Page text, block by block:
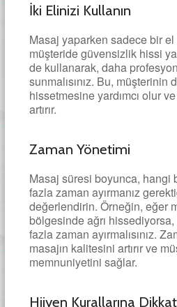
İki Elinizi Kullanın
Masaj yaparken sadece bir
müşteride güvensizlik hissi
de kullanarak, daha
sunmalısınız. Bu, müşterinin
hissetmesine yardımcı olur
artırır.
Zaman Yönetimi
Masaj süresi boyunca, hangi
fazla zaman ayırmanız
değerlendirin. Örneğin, eğer
bölgesinde ağrı
fazla zaman ayırmalısınız.
masajın kalitesini artırır ve
memnuniyetini sağlar.
Hijyen Kurallarına